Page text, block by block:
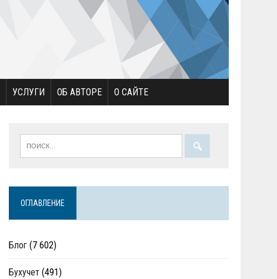
УСЛУГИ ОБ АВТОРЕ О САЙТЕ
ОГЛАВЛЕНИЕ
Блог (7 602)
Бухучет (491)